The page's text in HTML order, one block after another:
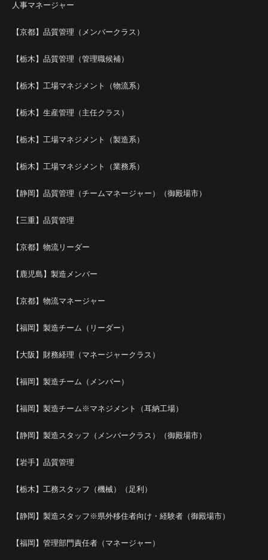
人事マネージャー
【京都】品質管理（メンバークラス）
【栃木】品質管理（管理職候補）
【栃木】工場マネジメント（物流系）
【栃木】生産管理（主任クラス）
【栃木】工場マネジメント（製造系）
【栃木】工場マネジメント（業務系）
【静岡】品質管理（チームマネージャー）（御殿場市）
【三重】品質管理
【京都】物流リーダー
【鹿児島】製造メンバー
【京都】物流マネージャー
【福岡】製造チーム（リーダー）
【大阪】財務経理（マネージャークラス）
【福岡】製造チーム（メンバー）
【福岡】製造チーム※マネジメント（耳納工場）
【静岡】製造スタッフ（メンバークラス）（御殿場市）
【岩手】品質管理
【栃木】工務スタッフ（機械）（足利）
【静岡】製造スタッフ※県外移住者向け・経験者（御殿場市）
【福岡】管理部門責任者（マネージャー）